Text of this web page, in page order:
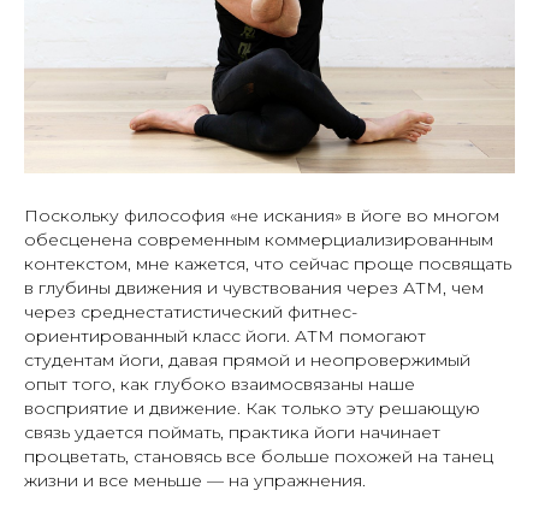
Поскольку философия «не искания» в йоге во многом
обесценена современным коммерциализированным
контекстом, мне кажется, что сейчас проще посвящать
в глубины движения и чувствования через АТМ, чем
через среднестатистический фитнес-
ориентированный класс йоги. АТМ помогают
студентам йоги, давая прямой и неопровержимый
опыт того, как глубоко взаимосвязаны наше
восприятие и движение. Как только эту решающую
связь удается поймать, практика йоги начинает
процветать, становясь все больше похожей на танец
жизни и все меньше — на упражнения.